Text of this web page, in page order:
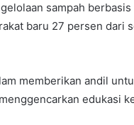
sampah
baru 27 persen dari
memberikan andil
edukasi